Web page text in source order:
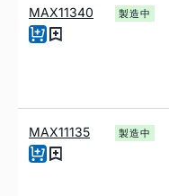
MAX11340 製造中
MAX11135 製造中